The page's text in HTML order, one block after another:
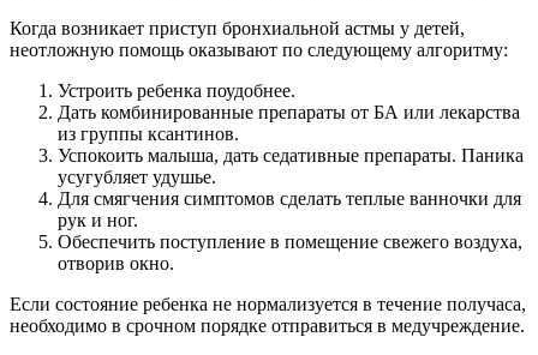
Когда возникает приступ бронхиальной астмы у детей,
неотложную помощь оказывают по следующему алгоритму:
Устроить ребенка поудобнее.
Дать комбинированные препараты от БА или лекарства
из группы ксантинов.
Успокоить малыша, дать седативные препараты. Паника
усугубляет удушье.
Для смягчения симптомов сделать теплые ванночки для
рук и ног.
Обеспечить поступление в помещение свежего воздуха,
отворив окно.
Если состояние ребенка не нормализуется в течение получаса,
необходимо в срочном порядке отправиться в медучреждение.